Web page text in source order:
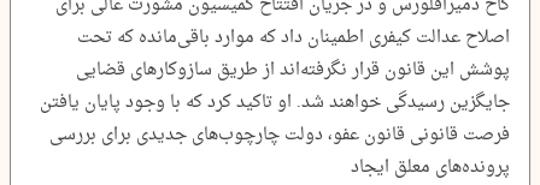
اصلاح عدالت کیفری اطمینان داد که موارد باقی‌مانده که تحت
پوشش این قانون قرار نگرفته‌اند از طریق سازوکارهای قضایی
جایگزین رسیدگی خواهند شد. او تاکید کرد که با وجود پایان یافتن
فرصت قانونی قانون عفو، دولت چارچوب‌های جدیدی برای بررسی
پرونده‌های معلق ایجاد